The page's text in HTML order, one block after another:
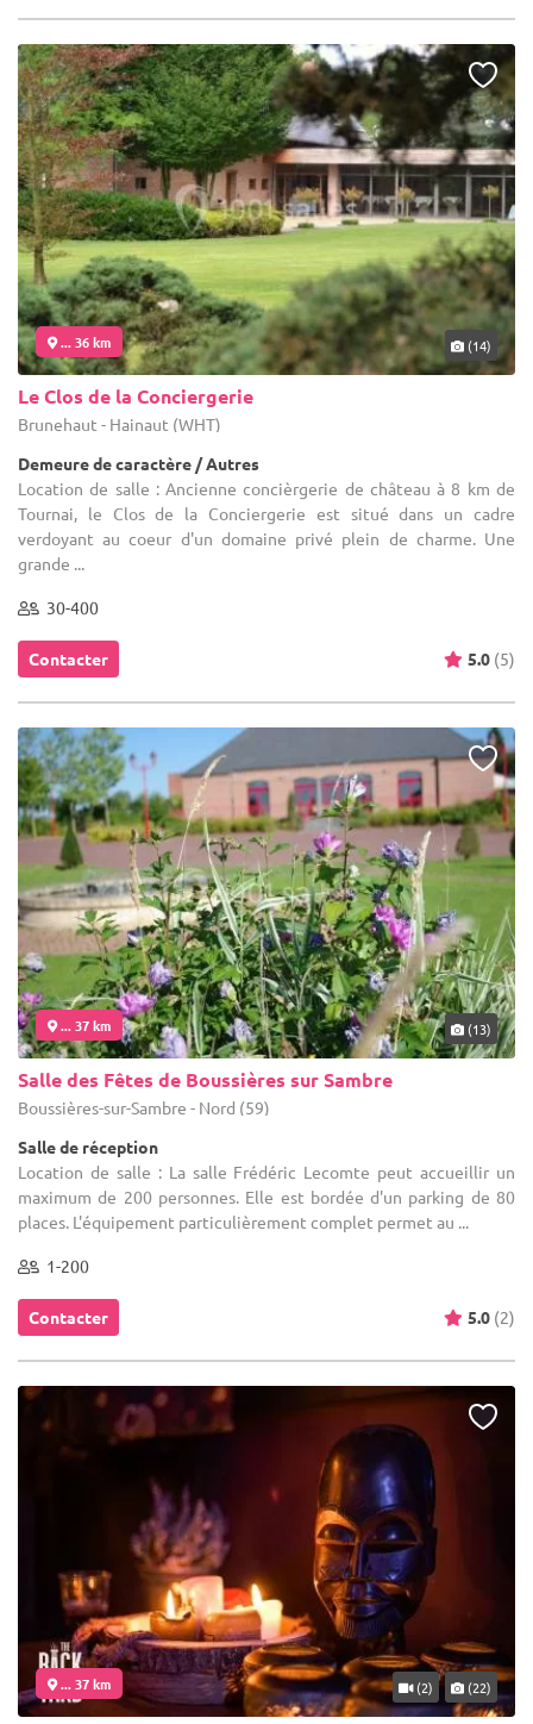
... 36 km (14)
Le Clos de la Conciergerie
Brunehaut - Hainaut (WHT)
Demeure de caractère / Autres
Location de salle : Ancienne concièrgerie de château à 8 km de
Tournai, le Clos de la Conciergerie est situé dans un cadre
verdoyant au coeur d'un domaine privé plein de charme. Une
grande ...
30-400
Contacter 5.0 (5)
... 37 km (13)
Salle des Fêtes de Boussières sur Sambre
Boussières-sur-Sambre - Nord (59)
Salle de réception
Location de salle : La salle Frédéric Lecomte peut accueillir un
maximum de 200 personnes. Elle est bordée d'un parking de 80
places. L'équipement particulièrement complet permet au ...
1-200
Contacter 5.0 (2)
... 37 km (2) (22)